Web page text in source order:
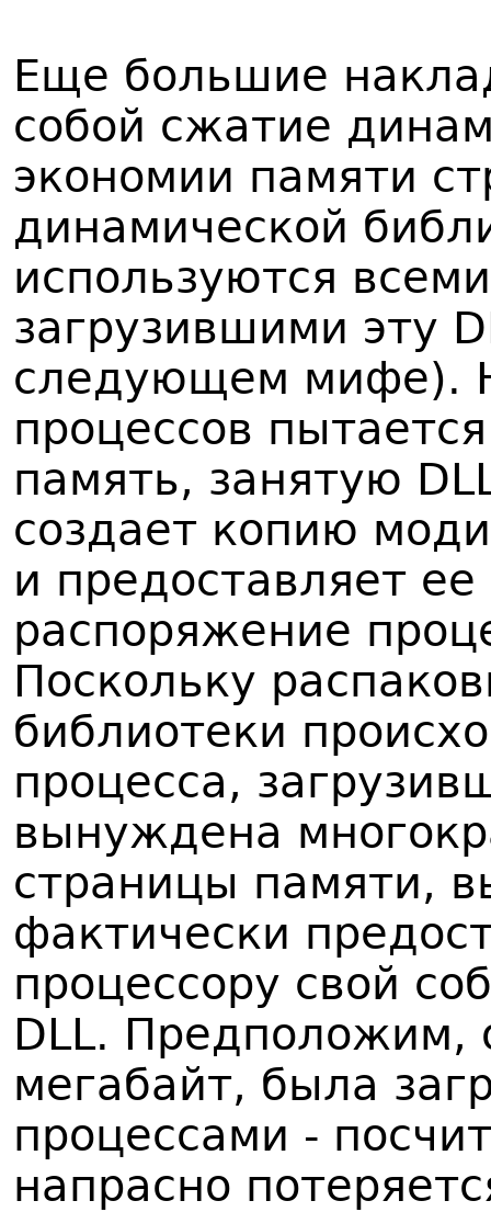
Еще большие
собой сжатие
экономии памяти
динамической
используются
загрузившими эту
следующем мифе).
процессов
память, занятую
создает копию
и предоставляет
распоряжение
Поскольку
библиотеки
процесса,
вынуждена
страницы памяти,
фактически
процессору свой
DLL. Предположим,
мегабайт, была
процессами -
напрасно